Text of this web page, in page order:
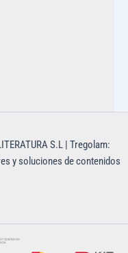
S.L | Tregolam:
y soluciones de contenidos